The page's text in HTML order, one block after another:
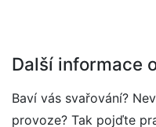
Další informace
Baví vás svařování?
provoze? Tak pojďte